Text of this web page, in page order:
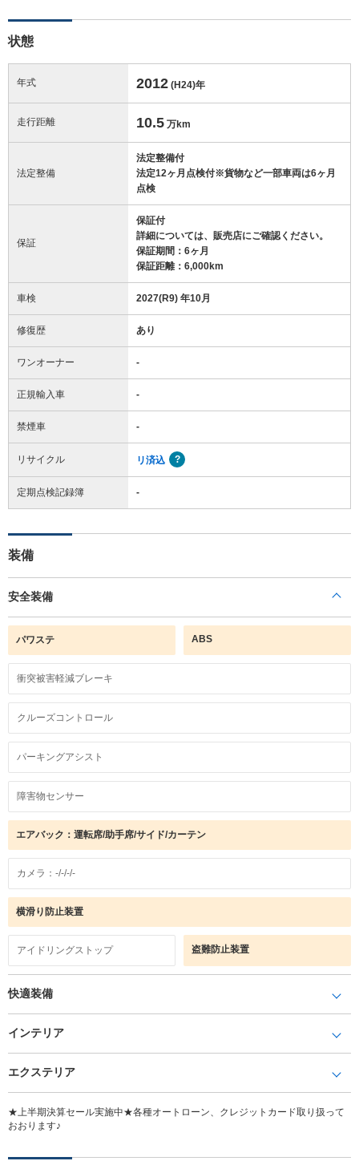
状態
年式 2012 (H24)年
走行距離 10.5 万km
法定整備
法定整備付
法定12ヶ月点検付※貨物など一部車両は6ヶ月
点検
保証
保証付
詳細については、販売店にご確認ください。
保証期間：6ヶ月
保証距離：6,000km
車検 2027(R9) 年10月
修復歴 あり
ワンオーナー -
正規輸入車 -
禁煙車 -
リサイクル リ済込
定期点検記録簿 -
装備
安全装備
パワステ ABS
衝突被害軽減ブレーキ
クルーズコントロール
パーキングアシスト
障害物センサー
エアバック：運転席/助手席/サイド/カーテン
カメラ：-/-/-/-
横滑り防止装置
アイドリングストップ 盗難防止装置
快適装備
インテリア
エクステリア
★上半期決算セール実施中★各種オートローン、クレジットカード取り扱って
おおります♪